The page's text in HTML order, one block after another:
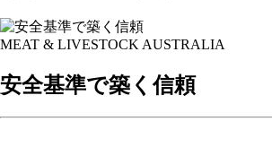
MEAT & LIVESTOCK AUSTRALIA
安全基準で築く信頼